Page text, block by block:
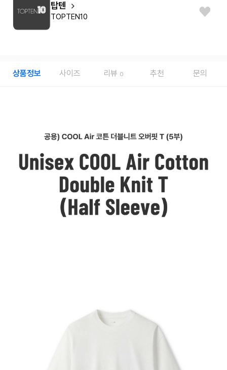
탑텐
TOPTEN10
상품정보 사이즈 리뷰 0 추천 문의